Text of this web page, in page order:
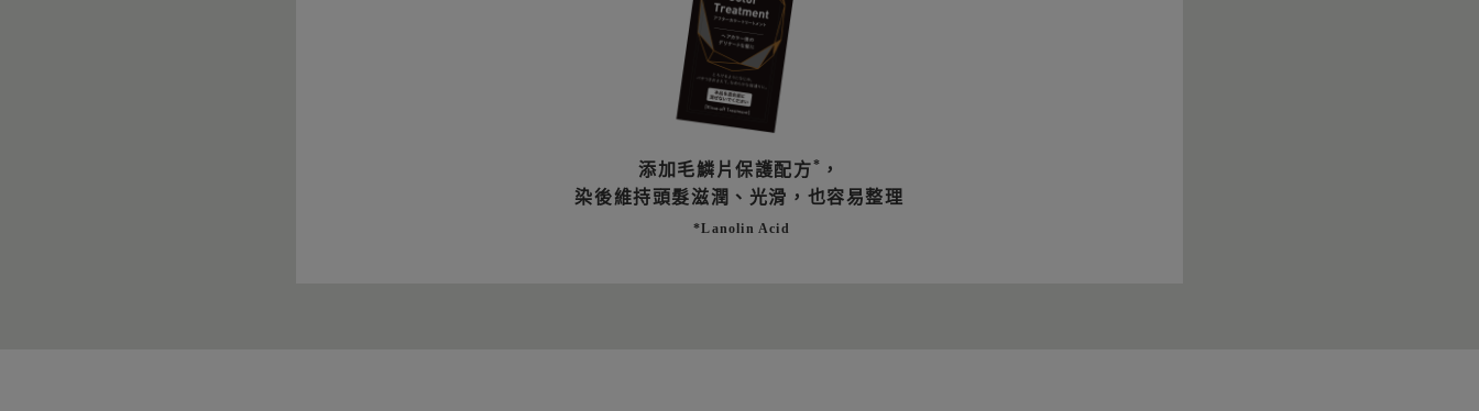
添加毛鱗片保護配方* ，
染後維持頭髮滋潤、光滑，也容易整理
*Lanolin Acid